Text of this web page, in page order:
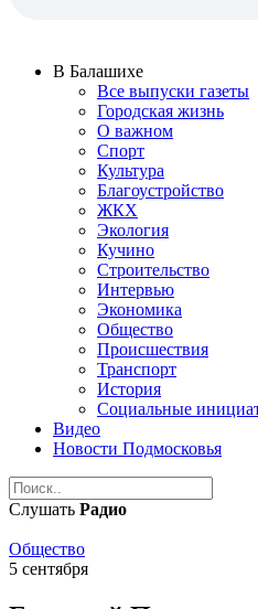
В Балашихе
Все выпуски газеты
Городская жизнь
О важном
Спорт
Культура
Благоустройство
ЖКХ
Экология
Кучино
Строительство
Интервью
Экономика
Общество
Происшествия
Транспорт
История
Социальные
Видео
Новости Подмосковья
Слушать Радио
Общество
5 сентября